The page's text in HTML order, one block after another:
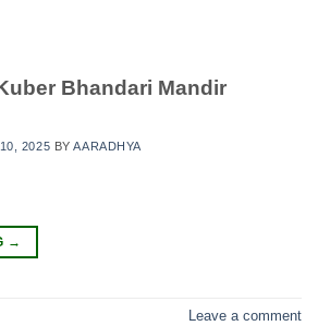
Bhandari Mandir
2025 BYAARADHYA
→
Leave a comment